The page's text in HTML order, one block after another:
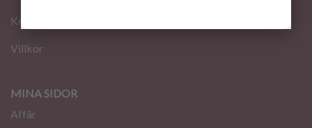
Kontakt
Villkor
MINA SIDOR
Affär